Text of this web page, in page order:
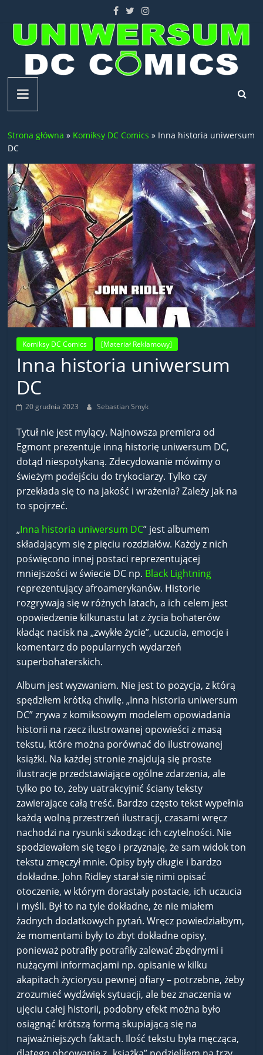
content
Uniwersum
DC
Comics
Strona główna » Komiksy DC Comics » Inna historia uniwersum
DC
Komiksy DC Comics [Materiał Reklamowy]
Inna historia uniwersum
DC
20 grudnia 2023 Sebastian Smyk
Tytuł nie jest mylący. Najnowsza premiera od
Egmont prezentuje inną historię uniwersum DC,
dotąd niespotykaną. Zdecydowanie mówimy o
świeżym podejściu do trykociarzy. Tylko czy
przekłada się to na jakość i wrażenia? Zależy jak na
to spojrzeć.
„Inna historia uniwersum DC” jest albumem
składającym się z pięciu rozdziałów. Każdy z nich
poświęcono innej postaci reprezentującej
mniejszości w świecie DC np. Black Lightning
reprezentujący afroamerykanów. Historie
rozgrywają się w różnych latach, a ich celem jest
opowiedzenie kilkunastu lat z życia bohaterów
kładąc nacisk na „zwykłe życie”, uczucia, emocje i
komentarz do popularnych wydarzeń
superbohaterskich.
Album jest wyzwaniem. Nie jest to pozycja, z którą
spędziłem krótką chwilę. „Inna historia uniwersum
DC” zrywa z komiksowym modelem opowiadania
historii na rzecz ilustrowanej opowieści z masą
tekstu, które można porównać do ilustrowanej
książki. Na każdej stronie znajdują się proste
ilustracje przedstawiające ogólne zdarzenia, ale
tylko po to, żeby uatrakcyjnić ściany teksty
zawierające całą treść. Bardzo często tekst wypełnia
każdą wolną przestrzeń ilustracji, czasami wręcz
nachodzi na rysunki szkodząc ich czytelności. Nie
spodziewałem się tego i przyznaję, że sam widok ton
tekstu zmęczył mnie. Opisy były długie i bardzo
dokładne. John Ridley starał się nimi opisać
otoczenie, w którym dorastały postacie, ich uczucia
i myśli. Był to na tyle dokładne, że nie miałem
żadnych dodatkowych pytań. Wręcz powiedziałbym,
że momentami były to zbyt dokładne opisy,
ponieważ potrafiły potrafiły zalewać zbędnymi i
nużącymi informacjami np. opisanie w kilku
akapitach życiorysu pewnej ofiary – potrzebne, żeby
zrozumieć wydźwięk sytuacji, ale bez znaczenia w
ujęciu całej historii, podobny efekt można było
osiągnąć krótszą formą skupiającą się na
najważniejszych faktach. Ilość tekstu była męcząca,